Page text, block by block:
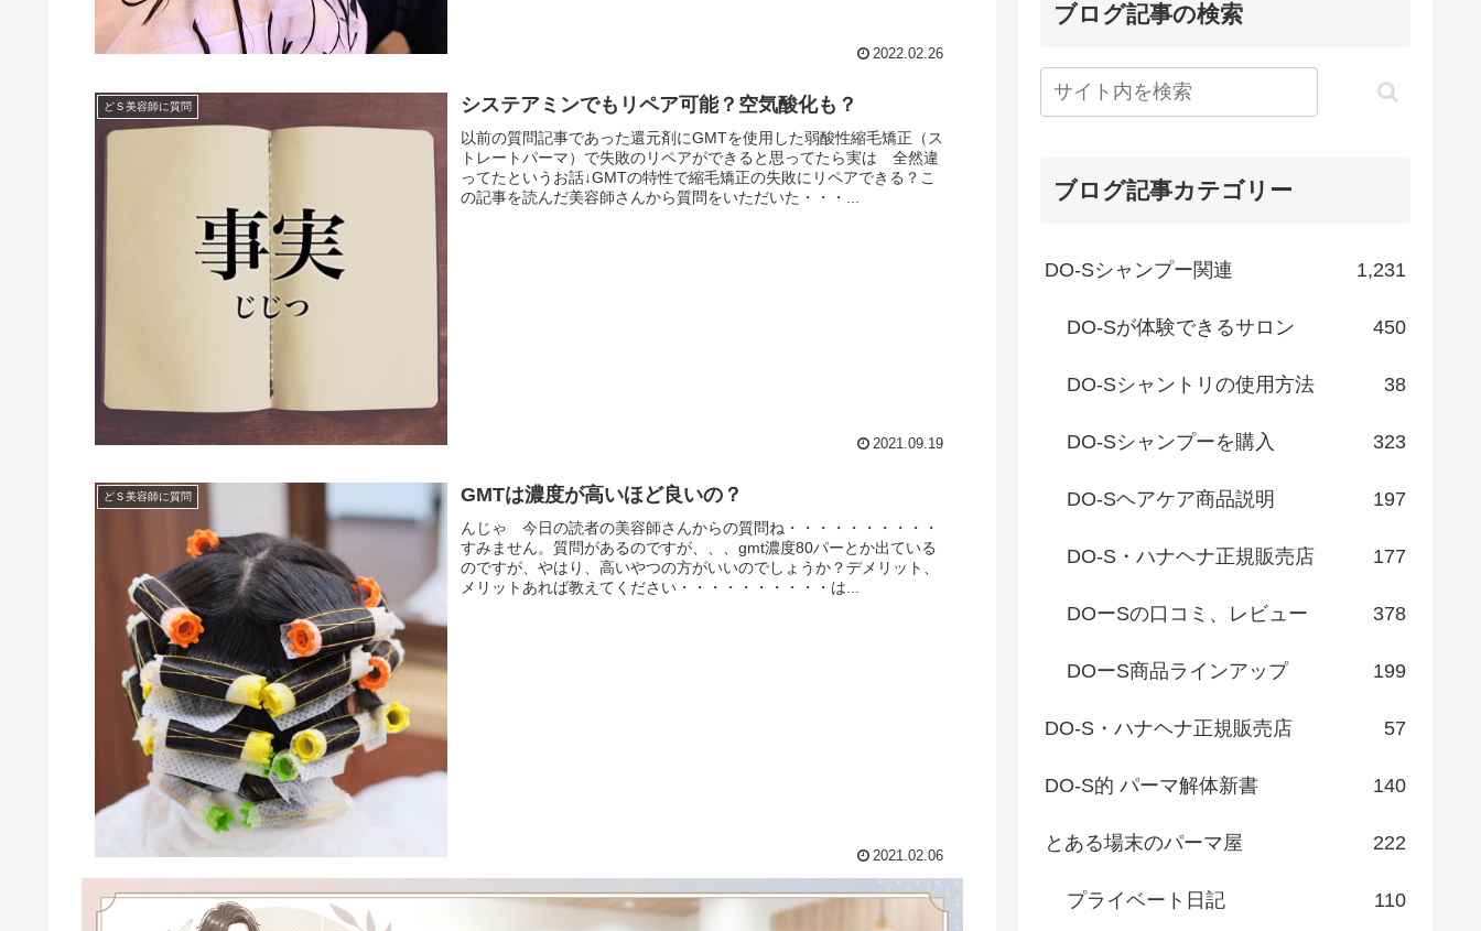
2022.02.26
どＳ美容師に質問 システアミンでもリペア可能？空気酸化も？
以前の質問記事であった還元剤にGMTを使用した弱酸性縮毛矯正（ス
トレートパーマ）で失敗のリペアができると思ってたら実は 全然違
ってたというお話↓GMTの特性で縮毛矯正の失敗にリペアできる？こ
の記事を読んだ美容師さんから質問をいただいた・・・...
2021.09.19
どＳ美容師に質問 GMTは濃度が高いほど良いの？
んじゃ 今日の読者の美容師さんからの質問ね・・・・・・・・・・
すみません。質問があるのですが、、、gmt濃度80パーとか出ている
のですが、やはり、高いやつの方がいいのでしょうか？デメリット、
メリットあれば教えてください・・・・・・・・・・は...
2021.02.06
ブログ記事の検索
ブログ記事カテゴリー
DO-Sシャンプー関連 1,231
DO-Sが体験できるサロン 450
DO-Sシャントリの使用方法 38
DO-Sシャンプーを購入 323
DO-Sヘアケア商品説明 197
DO-S・ハナヘナ正規販売店 177
DOーSの口コミ、レビュー 378
DOーS商品ラインアップ 199
DO-S・ハナヘナ正規販売店 57
DO-S的 パーマ解体新書 140
とある場末のパーマ屋 222
プライベート日記 110